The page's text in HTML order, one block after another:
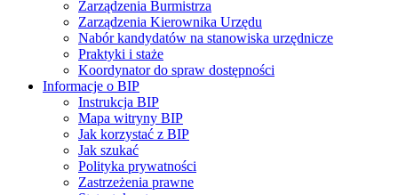
Zarządzenia Burmistrza
Zarządzenia Kierownika Urzędu
Nabór kandydatów na stanowiska urzędnicze
Praktyki i staże
Koordynator do spraw dostępności
Informacje o BIP
Instrukcja BIP
Mapa witryny BIP
Jak korzystać z BIP
Jak szukać
Polityka prywatności
Zastrzeżenia prawne